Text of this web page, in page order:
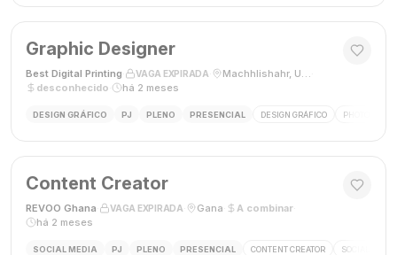
Graphic Designer
Best Digital Printing VAGA EXPIRADA Machhlishahr, Uttar Pradesh, Índia
desconhecido
há 2 meses
DESIGN GRÁFICO PJ PLENO PRESENCIAL DESIGN GRÁFICO PHOTOSHOP
Content Creator
REVOO Ghana VAGA EXPIRADA Gana A combinar·
há 2 meses
SOCIAL MEDIA PJ PLENO PRESENCIAL CONTENT CREATOR SOCIAL MEDIA